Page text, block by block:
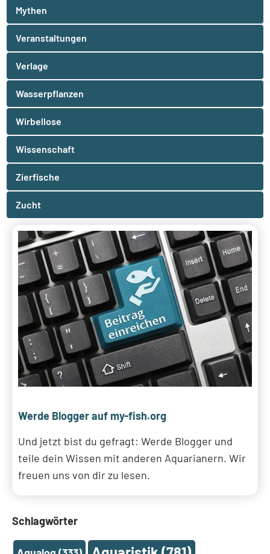
Mythen
Veranstaltungen
Verlage
Wasserpflanzen
Wirbellose
Wissenschaft
Zierfische
Zucht
Werde Blogger auf my-fish.org
Und jetzt bist du gefragt: Werde Blogger und
teile dein Wissen mit anderen Aquarianern. Wir
freuen uns von dir zu lesen.
Schlagwörter